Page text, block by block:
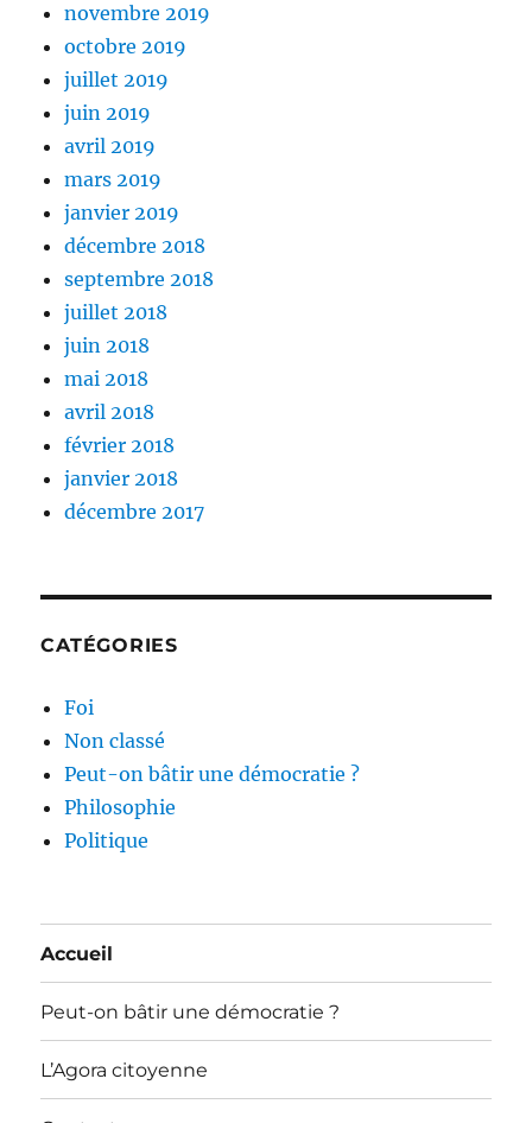
novembre 2019
octobre 2019
juillet 2019
juin 2019
avril 2019
mars 2019
janvier 2019
décembre 2018
septembre 2018
juillet 2018
juin 2018
mai 2018
avril 2018
février 2018
janvier 2018
décembre 2017
CATÉGORIES
Foi
Non classé
Peut-on bâtir une démocratie ?
Philosophie
Politique
Accueil
Peut-on bâtir une démocratie ?
L’Agora citoyenne